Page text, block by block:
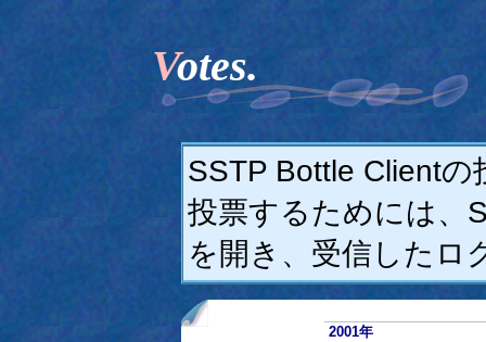
Votes.
SSTP Bottle Client
投票するためには、
を開き、受信したロ
2001年